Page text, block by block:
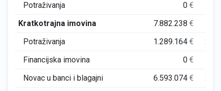
Potraživanja
0€
Kratkotrajna imovina
7.882.238€
Potraživanja
1.289.164€
Financijska imovina
0€
Novac u banci i blagajni
6.593.074€